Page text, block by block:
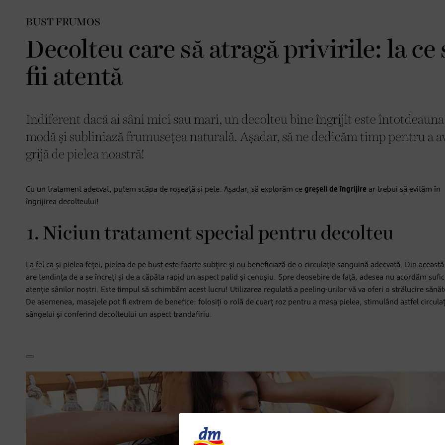
BUST FRUMOS
Decolteu care să atragă privirile: la ce
fii atentă
Indiferent dacă ai sâni mici sau mari, un decolteu bine îngrijit este
modă și subliniază frumusețea naturală. Așadar, să ne dedicăm timp pentru a
grijă de pielea noastră!
Cu un tratament adecvat, putem scăpa de roșeață și pete. Așadar, să explorăm ce greșeli de îngrijire ar trebui să evităm în
îngrijirea decolteului!
1. Niciun tratament special pentru decolteu
La fel ca și pielea feței, pielea de pe bust este foarte subțire și nu beneficiază de o circulație sanguină adecvată. Din această
are tendința de a se încreți și de a căpăta rapid un aspect palid și cenușiu. Spre deosebire de față, adesea nu acordăm
atenție sânilor noștri. Este timpul să schimbăm acest lucru! Utilizarea regulată a peeling-urilor vă va oferi o strălucire
De asemenea, masajele pot fi extrem de benefice: folosiți o rolă de cuarț roz pentru a masa pielea, stimulând astfel
sângelui și conferind decolteului un aspect trandafiriu.